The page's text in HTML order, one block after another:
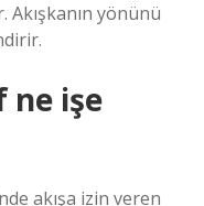
Akışkanın yönünü
ne işe
akışa izin veren